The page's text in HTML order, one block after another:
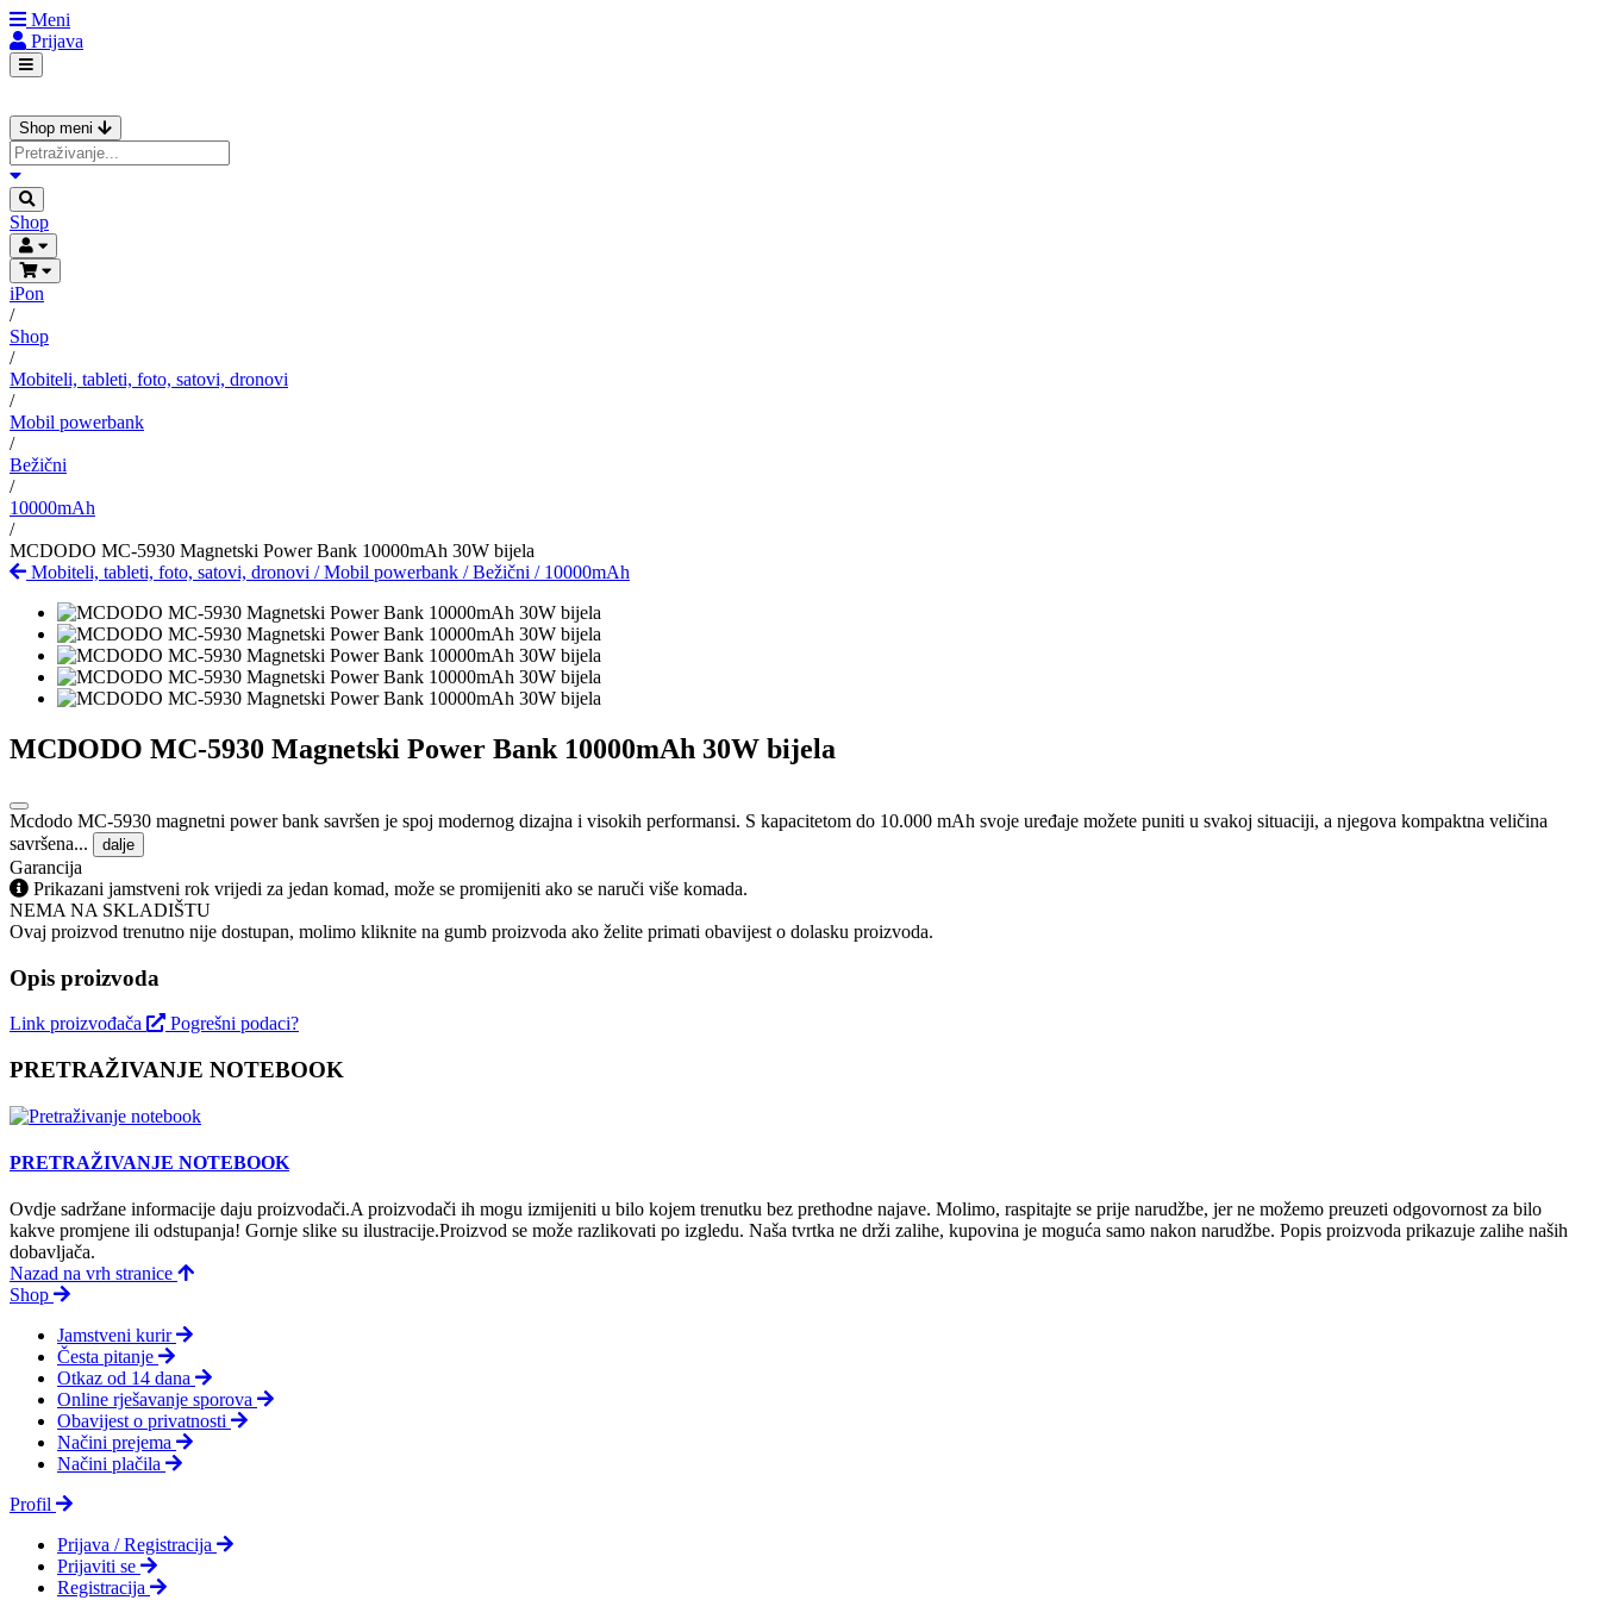
Meni
Prijava
Shop meni
Shop
iPon
/
Shop
/
Mobiteli, tableti, foto, satovi, dronovi
/
Mobil powerbank
/
Bežični
/
10000mAh
/
MCDODO MC-5930 Magnetski Power Bank 10000mAh 30W bijela
Mobiteli, tableti, foto, satovi, dronovi /Mobil powerbank /Bežični / 10000mAh
MCDODO MC-5930 Magnetski Power Bank 10000mAh 30W bijela
Mcdodo MC-5930 magnetni power bank savršen je spoj modernog dizajna i visokih performansi. S kapacitetom do 10.000 mAh svoje uređaje možete puniti u svakoj situaciji, a njegova kompaktna veličina
savršena...
dalje
Garancija
Prikazani jamstveni rok vrijedi za jedan komad, može se promijeniti ako se naruči više komada.
NEMA NA SKLADIŠTU
Ovaj proizvod trenutno nije dostupan, molimo kliknite na gumb proizvoda ako želite primati obavijest o dolasku proizvoda.
Opis proizvoda
Link proizvođača Pogrešni podaci?
PRETRAŽIVANJE NOTEBOOK
PRETRAŽIVANJE NOTEBOOK
Ovdje sadržane informacije daju proizvodači.A proizvodači ih mogu izmijeniti u bilo kojem trenutku bez prethodne najave. Molimo, raspitajte se prije narudžbe, jer ne možemo preuzeti odgovornost za bilo
kakve promjene ili odstupanja! Gornje slike su ilustracije.Proizvod se može razlikovati po izgledu. Naša tvrtka ne drži zalihe, kupovina je moguća samo nakon narudžbe. Popis proizvoda prikazuje zalihe naših
dobavljača.
Nazad na vrh stranice
Shop
Jamstveni kurir
Česta pitanje
Otkaz od 14 dana
Online rješavanje sporova
Obavijest o privatnosti
Načini prejema
Načini plačila
Profil
Prijava / Registracija
Prijaviti se
Registracija